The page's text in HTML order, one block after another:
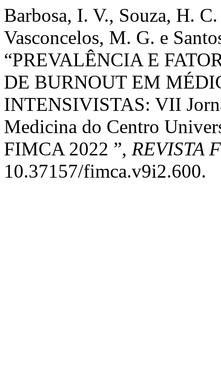
Barbosa, I. V., Souza, H.
Vasconcelos, M. G. e
“PREVALÊNCIA E
DE BURNOUT EM
INTENSIVISTAS: VII
Medicina do Centro
FIMCA 2022 ”, REVISTA
10.37157/fimca.v9i2.600.